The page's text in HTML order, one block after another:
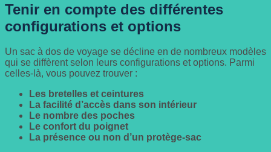
Tenir en compte des différentes
configurations et options
Un sac à dos de voyage se décline en de nombreux modèles
qui se diffèrent selon leurs configurations et options. Parmi
celles-là, vous pouvez trouver :
Les bretelles et ceintures
La facilité d’accès dans son intérieur
Le nombre des poches
Le confort du poignet
La présence ou non d’un protège-sac